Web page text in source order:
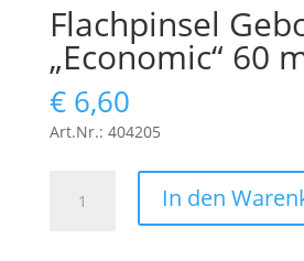
Flachpinsel
„Economic“ 60
€6,60
Art.Nr.: 404205
Gebol
In den